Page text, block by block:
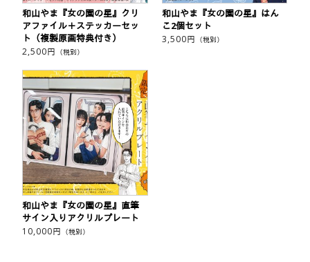
和山やま『女の園の星』クリ
アファイル＋ステッカーセッ
ト（複製原画特典付き）
2,500円 （税別）
和山やま『女の園の星』はん
こ2個セット
3,500円 （税別）
和山やま『女の園の星』直筆
サイン入りアクリルプレート
10,000円 （税別）